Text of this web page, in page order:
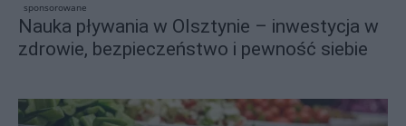
sponsorowane
Nauka pływania w Olsztynie – inwestycja w
zdrowie, bezpieczeństwo i pewność siebie